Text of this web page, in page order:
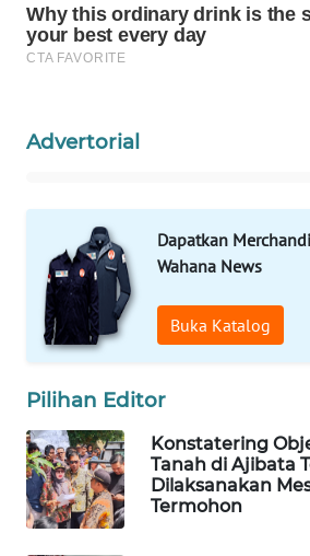
Advertorial
Dapatkan
Wahana News
Buka Katalog
Pilihan Editor
Konstatering
Tanah di Ajibata
Dilaksanakan
Termohon
LPKKI
PORTAL
KONSUMEN
FORWAMKI
FORJASIDA
TAMBANG
NEWS